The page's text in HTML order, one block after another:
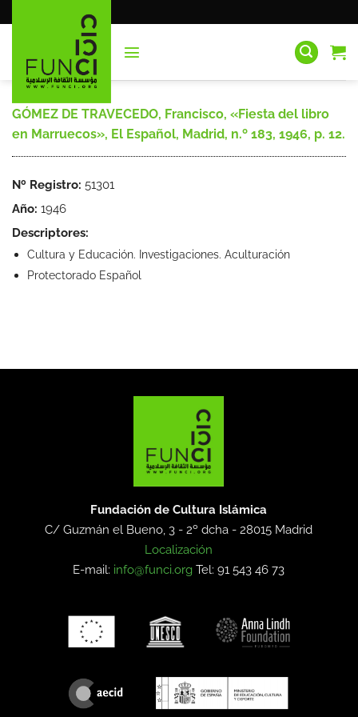
al
GÓMEZ DE TRAVECEDO, Francisco, «Fiesta del libro
en Marruecos», El Español, Madrid, n.º 183, 1946, p. 12.
Nº Registro: 51301
Año: 1946
Descriptores:
Cultura y Educación. Investigaciones. Aculturación
Protectorado Español
Fundación de Cultura Islámica
C/ Guzmán el Bueno, 3 - 2º dcha -28015 Madrid
Localización
E-mail: info@funci.org Tel: 91 543 46 73